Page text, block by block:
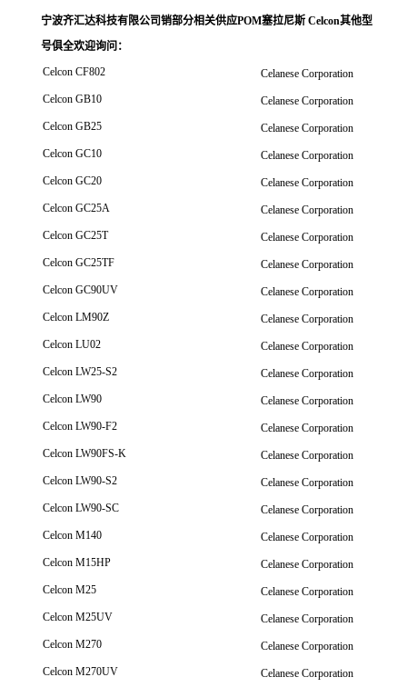
宁波齐汇达科技有限公司销部分相关供应POM塞拉尼斯 Celcon其他型
号俱全欢迎询问 ：
Celcon CF802
Celanese Corporation
Celcon GB10
Celanese Corporation
Celcon GB25
Celanese Corporation
Celcon GC10
Celanese Corporation
Celcon GC20
Celanese Corporation
Celcon GC25A
Celanese Corporation
Celcon GC25T
Celanese Corporation
Celcon GC25TF
Celanese Corporation
Celcon GC90UV
Celanese Corporation
Celcon LM90Z
Celanese Corporation
Celcon LU02
Celanese Corporation
Celcon LW25-S2
Celanese Corporation
Celcon LW90
Celanese Corporation
Celcon LW90-F2
Celanese Corporation
Celcon LW90FS-K
Celanese Corporation
Celcon LW90-S2
Celanese Corporation
Celcon LW90-SC
Celanese Corporation
Celcon M140
Celanese Corporation
Celcon M15HP
Celanese Corporation
Celcon M25
Celanese Corporation
Celcon M25UV
Celanese Corporation
Celcon M270
Celanese Corporation
Celcon M270UV
Celanese Corporation